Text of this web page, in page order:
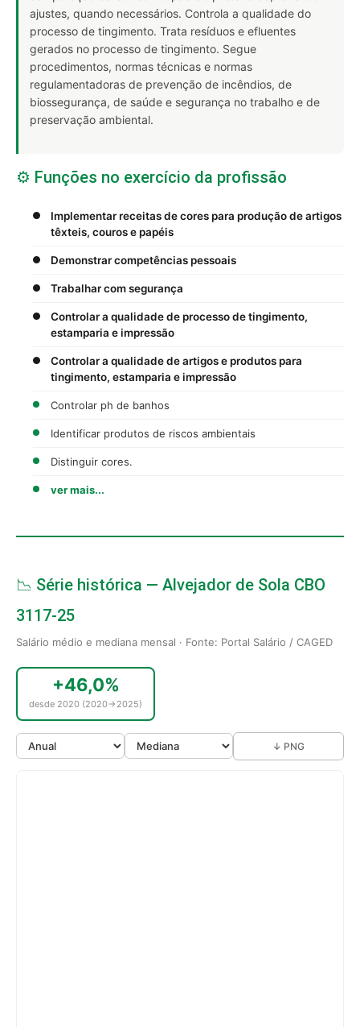
ajustes, quando necessários. Controla a qualidade do
processo de tingimento. Trata resíduos e efluentes
gerados no processo de tingimento. Segue
procedimentos, normas técnicas e normas
regulamentadoras de prevenção de incêndios, de
biossegurança, de saúde e segurança no trabalho e de
preservação ambiental.
⚙️ Funções no exercício da profissão
Implementar receitas de cores para produção de artigos
têxteis, couros e papéis
Demonstrar competências pessoais
Trabalhar com segurança
Controlar a qualidade de processo de tingimento,
estamparia e impressão
Controlar a qualidade de artigos e produtos para
tingimento, estamparia e impressão
Controlar ph de banhos
Identificar produtos de riscos ambientais
Distinguir cores.
ver mais...
📉 Série histórica — Alvejador de Sola CBO
3117-25
Salário médio e mediana mensal · Fonte: Portal Salário / CAGED
+46,0%
desde 2020 (2020→2025)
↓ PNG